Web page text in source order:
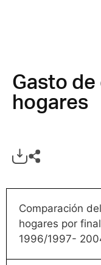
Gasto
hogares
Comparación
hogares por
1996/1997-